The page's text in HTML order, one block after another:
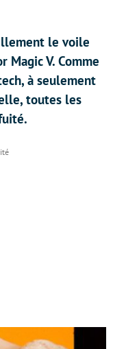
le voile
Magic V. Comme
à seulement
toutes les